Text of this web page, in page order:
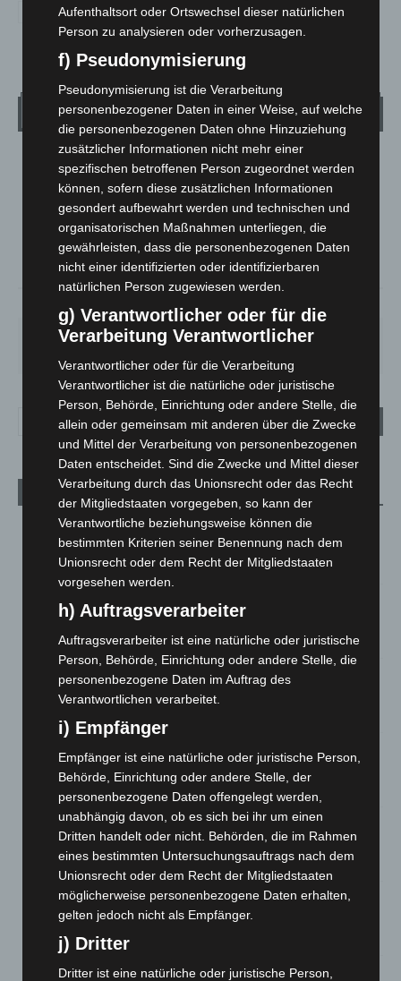
Wetter
LANGENHAGEN
Klarer Himmel
20.9° C 21.6°
20.5°
SA. SO. MO. DI.
Aktuelle Beiträge
Kunst trifft Weingenuss: Barbara-Susann Mehring zeigt ihre
Werke im Jacques’ Wein-Depot Isernhagen
8. August 2026
A2: Zweite Turbobaustelle startet zwischen Hannover-West
und Bothfeld
8. August 2026
Niedersachsen: Feuerwehrkräfte kehren nach
Waldbrandeinsatz aus Spanien zurück
Hannover: Erste Tigermücken-Population in Niedersachsen
entdeckt
Brand im „Haus der Begegnung“ in Neuwarmbüchen schnell
eingedämmt
6. August 2026
Region Hannover: 21 neue Notfallsanitäter starten beim
Roten Kreuz
5. August 2026
Mann läuft mit Hockeyschläger über A7 – Polizei sucht
Aufenthaltsort oder Ortswechsel dieser natürlichen
Person zu analysieren oder vorherzusagen.
f) Pseudonymisierung
Pseudonymisierung ist die Verarbeitung
personenbezogener Daten in einer Weise, auf welche
die personenbezogenen Daten ohne Hinzuziehung
zusätzlicher Informationen nicht mehr einer
spezifischen betroffenen Person zugeordnet werden
können, sofern diese zusätzlichen Informationen
gesondert aufbewahrt werden und technischen und
organisatorischen Maßnahmen unterliegen, die
gewährleisten, dass die personenbezogenen Daten
nicht einer identifizierten oder identifizierbaren
natürlichen Person zugewiesen werden.
g) Verantwortlicher oder für die
Verarbeitung Verantwortlicher
Verantwortlicher oder für die Verarbeitung
Verantwortlicher ist die natürliche oder juristische
Person, Behörde, Einrichtung oder andere Stelle, die
allein oder gemeinsam mit anderen über die Zwecke
und Mittel der Verarbeitung von personenbezogenen
Daten entscheidet. Sind die Zwecke und Mittel dieser
Verarbeitung durch das Unionsrecht oder das Recht
der Mitgliedstaaten vorgegeben, so kann der
Verantwortliche beziehungsweise können die
bestimmten Kriterien seiner Benennung nach dem
Unionsrecht oder dem Recht der Mitgliedstaaten
vorgesehen werden.
h) Auftragsverarbeiter
Auftragsverarbeiter ist eine natürliche oder juristische
Person, Behörde, Einrichtung oder andere Stelle, die
personenbezogene Daten im Auftrag des
Verantwortlichen verarbeitet.
i) Empfänger
Empfänger ist eine natürliche oder juristische Person,
Behörde, Einrichtung oder andere Stelle, der
personenbezogene Daten offengelegt werden,
unabhängig davon, ob es sich bei ihr um einen
Dritten handelt oder nicht. Behörden, die im Rahmen
eines bestimmten Untersuchungsauftrags nach dem
Unionsrecht oder dem Recht der Mitgliedstaaten
möglicherweise personenbezogene Daten erhalten,
gelten jedoch nicht als Empfänger.
j) Dritter
Dritter ist eine natürliche oder juristische Person,